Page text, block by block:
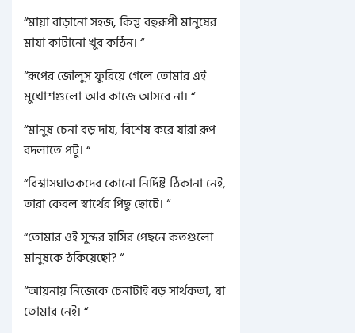
“মায়া বাড়ানো সহজ, কিন্তু বহুরূপী মানুষের
মায়া কাটানো খুব কঠিন। “
“রূপের জৌলুস ফুরিয়ে গেলে তোমার এই
মুখোশগুলো আর কাজে আসবে না। “
“মানুষ চেনা বড় দায়, বিশেষ করে যারা রূপ
বদলাতে পটু। “
“বিশ্বাসঘাতকদের কোনো নির্দিষ্ট ঠিকানা নেই,
তারা কেবল স্বার্থের পিছু ছোটে। “
“তোমার ওই সুন্দর হাসির পেছনে কতগুলো
মানুষকে ঠকিয়েছো? “
“আয়নায় নিজেকে চেনাটাই বড় সার্থকতা, যা
তোমার নেই। “